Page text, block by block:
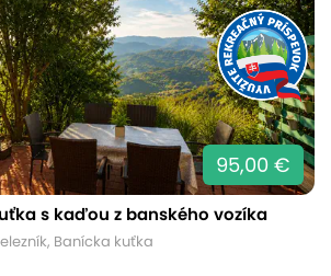
95,00 €
s kaďou z banského vozíka
Banícka kuťka